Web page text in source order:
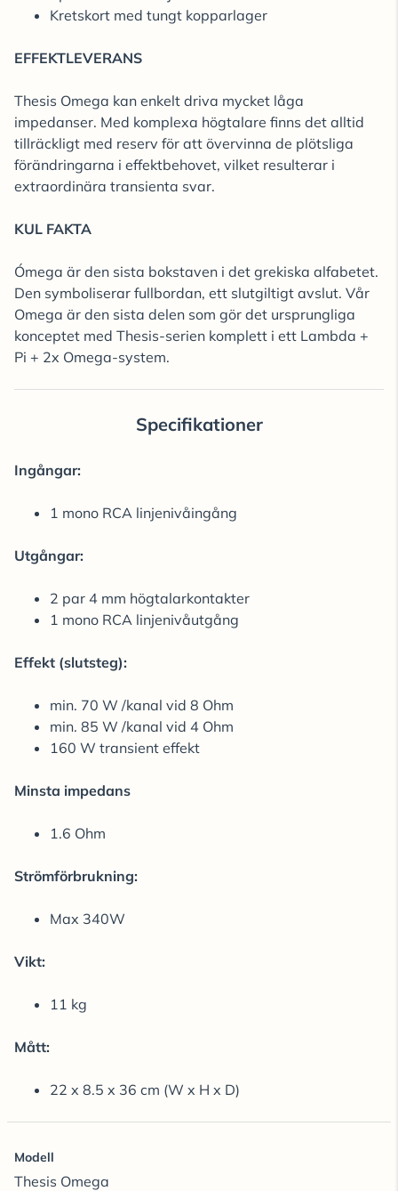
Kretskort med tungt kopparlager
EFFEKTLEVERANS
Thesis Omega kan enkelt driva mycket låga
impedanser. Med komplexa högtalare finns det alltid
tillräckligt med reserv för att övervinna de plötsliga
förändringarna i effektbehovet, vilket resulterar i
extraordinära transienta svar.
KUL FAKTA
Ómega är den sista bokstaven i det grekiska alfabetet.
Den symboliserar fullbordan, ett slutgiltigt avslut. Vår
Omega är den sista delen som gör det ursprungliga
konceptet med Thesis-serien komplett i ett Lambda +
Pi + 2x Omega-system.
Specifikationer
Ingångar:
1 mono RCA linjenivåingång
Utgångar:
2 par 4 mm högtalarkontakter
1 mono RCA linjenivåutgång
Effekt (slutsteg):
min. 70 W /kanal vid 8 Ohm
min. 85 W /kanal vid 4 Ohm
160 W transient effekt
Minsta impedans
1.6 Ohm
Strömförbrukning:
Max 340W
Vikt:
11 kg
Mått:
22 x 8.5 x 36 cm (W x H x D)
Modell
Thesis Omega